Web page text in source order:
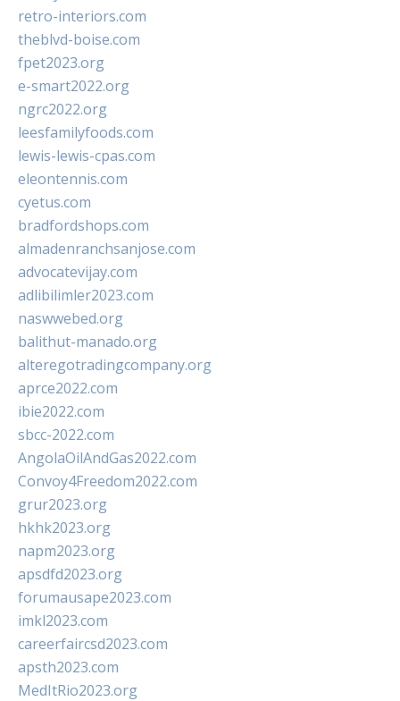
retro-interiors.com
theblvd-boise.com
fpet2023.org
e-smart2022.org
ngrc2022.org
leesfamilyfoods.com
lewis-lewis-cpas.com
eleontennis.com
cyetus.com
bradfordshops.com
almadenranchsanjose.com
advocatevijay.com
adlibilimler2023.com
naswwebed.org
balithut-manado.org
alteregotradingcompany.org
aprce2022.com
ibie2022.com
sbcc-2022.com
AngolaOilAndGas2022.com
Convoy4Freedom2022.com
grur2023.org
hkhk2023.org
napm2023.org
apsdfd2023.org
forumausape2023.com
imkl2023.com
careerfaircsd2023.com
apsth2023.com
MedItRio2023.org